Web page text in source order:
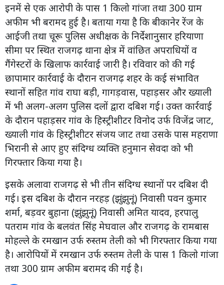
इनमें से एक आरोपी के पास 1 किलो गांजा तथा 300 ग्राम
अफीम भी बरामद हुई है। बताया गया है कि बीकानेर रेंज के
आईजी तथा चूरू पुलिस अधीक्षक के निर्देशानुसार हरियाणा
सीमा पर स्थित राजगढ़ थाना क्षेत्र में वांछित अपराधियों व
गैंगेस्टरों के खिलाफ कार्रवाई जारी है। रविवार को की गई
छापामार कार्रवाई के दौरान राजगढ़ शहर के कई संभावित
स्थानों सहित गांव राघा बड़ी, गागड़वास, पहाड़सर और ख्याली
में भी अलग-अलग पुलिस दलों द्वारा दबिश गई। उक्त कार्रवाई
के दौरान पहाड़सर गांव के हिस्ट्रीशीटर विनोद उर्फ विजेंद्र जाट,
ख्याली गांव के हिस्ट्रीशीटर संजय जाट तथा उसके पास महराणा
भिरानी से आए हुए संदिग्ध व्यक्ति हनुमान सेवदा को भी
गिरफ्तार किया गया है।
इसके अलावा राजगढ़ से भी तीन संदिग्ध स्थानों पर दबिश दी
गई। इस दबिश के दौरान नरहड़ (झुंझुनूं) निवासी पवन कुमार
शर्मा, बड़वर बुहाना (झुंझुनूं) निवासी अमित यादव, हरपालु
पतराम गांव के बलवंत सिंह मेघवाल और राजगढ़ के रामबास
मोहल्ले के रमखान उर्फ रुस्तम तेली को भी गिरफ्तार किया गया
है। आरोपियों में रमखान उर्फ रुस्तम तेली के पास 1 किलो गांजा
तथा 300 ग्राम अफीम बरामद की गई है।